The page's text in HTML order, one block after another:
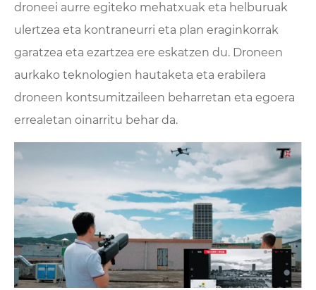
droneei aurre egiteko mehatxuak eta helburuak
ulertzea eta kontraneurri eta plan eraginkorrak
garatzea eta ezartzea ere eskatzen du. Droneen
aurkako teknologien hautaketa eta erabilera
droneen kontsumitzaileen beharretan eta egoera
errealetan oinarritu behar da.